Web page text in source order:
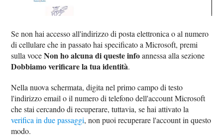
Se non hai accesso all'indirizzo di posta elettronica o al numero
di cellulare che in passato hai specificato a Microsoft, premi
sulla voceNon ho alcuna di queste infoannessa alla sezione
Dobbiamo verificare la tua identità.
Nella nuova schermata, digita nel primo campo di testo
l'indirizzo email o il numero di telefono dell'account Microsoft
che stai cercando di recuperare, tuttavia, se hai attivato la
verifica in due passaggi, non puoi recuperare l'account in questo
modo.